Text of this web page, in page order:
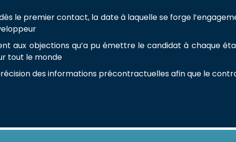
le premier contact, la date à laquelle se forge
aux objections qu’a pu émettre le candidat à chaque
tout le monde
des informations précontractuelles afin que le